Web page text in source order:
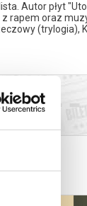
Autor płyt
z rapem oraz
(trylogia),